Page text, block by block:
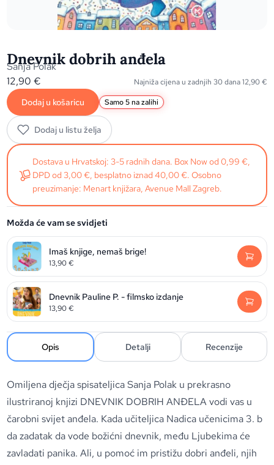
Dnevnik dobrih anđela
Sanja Polak
12,90€ Najniža cijena u zadnjih 30 dana12,90€
Dodaj u košaricu Samo 5 na zalihi
Dodaj u listu želja
Dostava u Hrvatskoj: 3-5 radnih dana. Box Now od 0,99 €,
DPD od 3,00 €, besplatno iznad 40,00 €. Osobno
preuzimanje: Menart knjižara, Avenue Mall Zagreb.
Možda će vam se svidjeti
Imaš knjige, nemaš brige!
13,90€
Dnevnik Pauline P. - filmsko izdanje
13,90€
Opis Detalji Recenzije
Omiljena dječja spisateljica Sanja Polak u prekrasno
ilustriranoj knjizi DNEVNIK DOBRIH ANĐELA vodi vas u
čarobni svijet anđela. Kada učiteljica Nadica učenicima 3. b
da zadatak da vode božićni dnevnik, među Ljubekima će
zavladati panika. Ali, u pomoć im pristižu dobri anđeli, njih